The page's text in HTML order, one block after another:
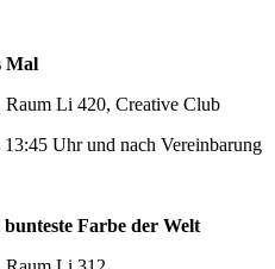
Mal
Li 420, Creative Club
Uhr und nach Vereinbarung
Farbe der Welt